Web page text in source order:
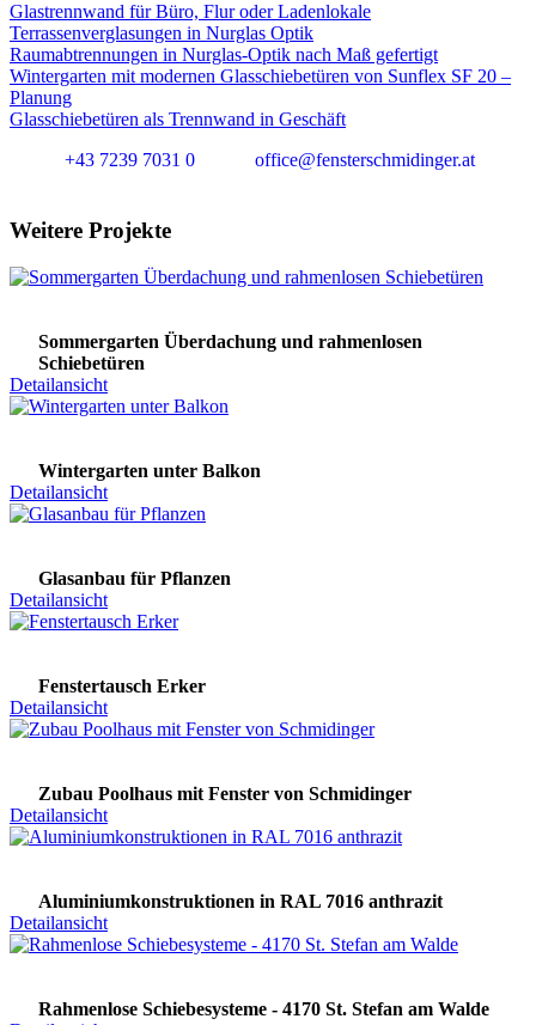
Glastrennwand für Büro, Flur oder Ladenlokale
Terrassenverglasungen in Nurglas Optik
Raumabtrennungen in Nurglas-Optik nach Maß gefertigt
Wintergarten mit modernen Glasschiebetüren von Sunflex SF 20 –
Planung
Glasschiebetüren als Trennwand in Geschäft
+43 7239 7031 0
office@fensterschmidinger.at
Weitere Projekte
Sommergarten Überdachung und rahmenlosen
Schiebetüren
Detailansicht
Wintergarten unter Balkon
Detailansicht
Glasanbau für Pflanzen
Detailansicht
Fenstertausch Erker
Detailansicht
Zubau Poolhaus mit Fenster von Schmidinger
Detailansicht
Aluminiumkonstruktionen in RAL 7016 anthrazit
Detailansicht
Rahmenlose Schiebesysteme - 4170 St. Stefan am Walde